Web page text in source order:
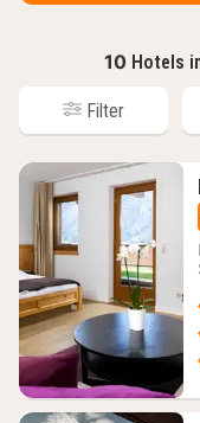
10 Hotels
Filter